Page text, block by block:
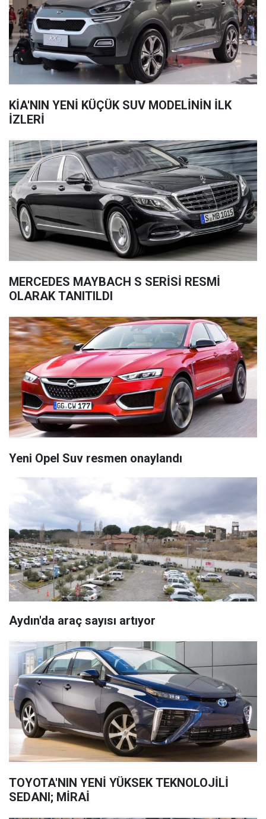
KİA'NIN YENİ KÜÇÜK SUV MODELİNİN İLK
İZLERİ
MERCEDES MAYBACH S SERİSİ RESMİ
OLARAK TANITILDI
Yeni Opel Suv resmen onaylandı
Aydın'da araç sayısı artıyor
TOYOTA'NIN YENİ YÜKSEK TEKNOLOJİLİ
SEDANI; MİRAİ